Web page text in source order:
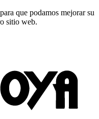
que podamos mejorar su
sitio web.